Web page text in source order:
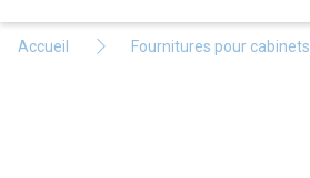
Accueil Fournitures pour cabinets